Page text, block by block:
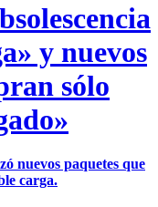
y nuevos
sólo
nuevos paquetes que
carga.